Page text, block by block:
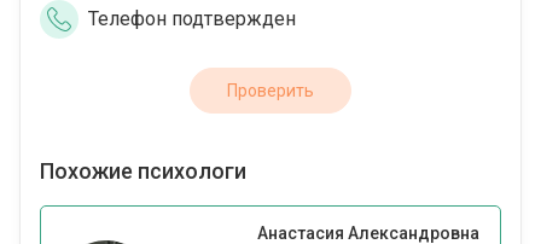
Телефон подтвержден
Проверить
Похожие психологи
Анастасия Александровна